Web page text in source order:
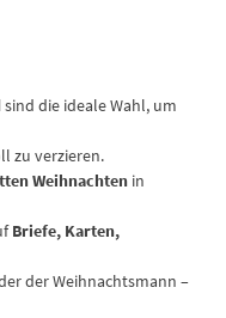
sind die ideale Wahl, um
zu verzieren.
Weihnachten in
Briefe, Karten,
der Weihnachtsmann –